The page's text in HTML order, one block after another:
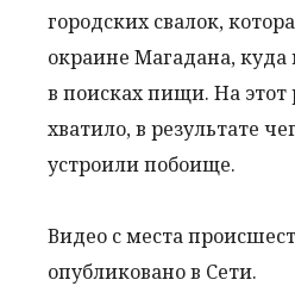
городских свалок,
окраине Магадана,
в поисках пищи. На этот
хватило, в результате
устроили побоище.
Видео с места
опубликовано в Сети.